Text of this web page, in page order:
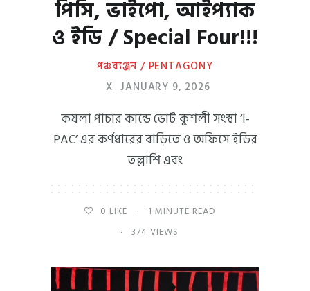
পিসি, ভাইপো, আইপ্যাক
ও ইডি / Special Four!!!
পঞ্চব্যঞ্জন / PENTAGONY
X JANUARY 9, 2026
কয়লা পাচার কান্ডে ভোট কুশলী সংস্থা ‘I-
PAC’ এর কর্ণধারের বাড়িতে ও অফিসে ইডির
তল্লাশি এবং
0 LIKE
1 MINUTE READ
374 VIEWS